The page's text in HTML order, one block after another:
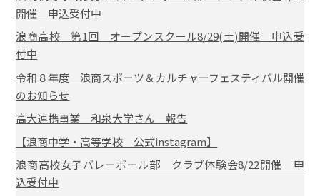
開催 申込受付中
浪商高校 第1回 オープンスクール8/29(土)開催 申込受
付中
令和８年度 浪商スポーツ＆カルチャーフェスティバル開催
のお知らせ
高大連携事業 和泉大学さん 報告
【浪商中学・高等学校 公式instagram】
浪商高校女子バレーボール部 クラブ体験会8/22開催 申
込受付中